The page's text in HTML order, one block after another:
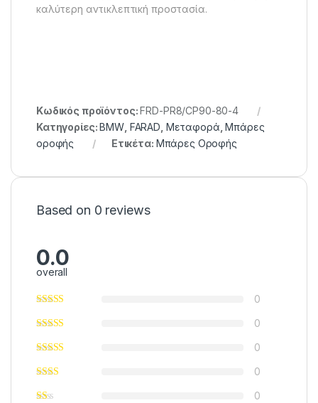
καλύτερη αντικλεπτική προστασία.
Κωδικός προϊόντος:FRD-PR8/CP90-80-4
Κατηγορίες:BMW, FARAD Μεταφορά ,Μπάρες
οροφής
Ετικέτα: Μπάρες Οροφής
Based on 0 reviews
0.0
overall
0
0
0
0
0